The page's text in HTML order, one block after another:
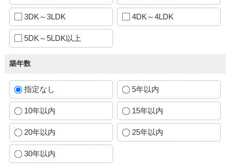
3DK～3LDK 4DK～4LDK
5DK～5LDK以上
築年数
指定なし 5年以内
10年以内 15年以内
20年以内 25年以内
30年以内